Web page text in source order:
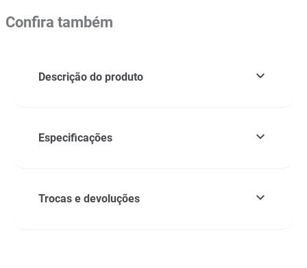
Confira também
Descrição do produto
Especificações
Trocas e devoluções